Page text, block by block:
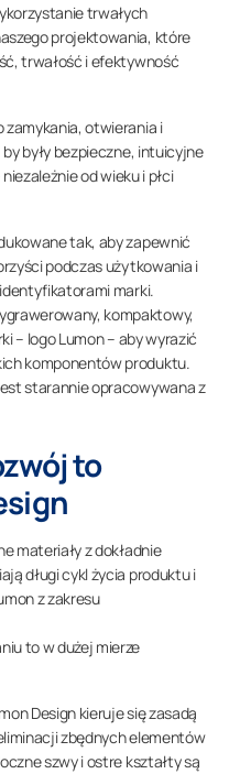
trwałych
projektowania, które
trwałość i efektywność
otwierania i
były bezpieczne, intuicyjne
od wieku i płci
tak, aby zapewnić
podczas użytkowania i
marki.
kompaktowy,
– logo Lumon – aby wyrazić
komponentów produktu.
starannie opracowywana z
to
materiały z dokładnie
długi cykl życia produktu i
z zakresu
to w dużej mierze
Design kieruje się zasadą
zbędnych elementów
szwy i ostre kształty są